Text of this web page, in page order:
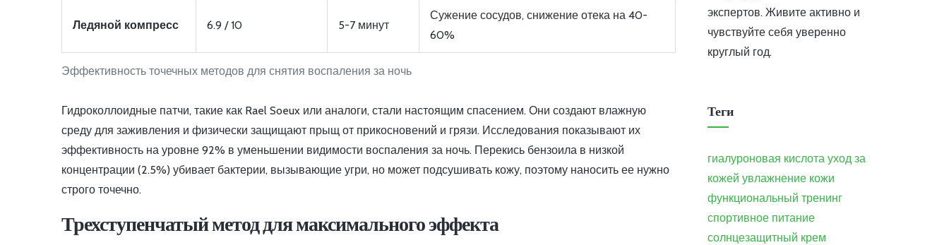
Эффективность точечных методов для снятия воспаления за ночь
Ледяной компресс 6.9 / 10 5-7 минут
Сужение сосудов, снижение отека на 40-
60%
Гидроколлоидные патчи, такие как Rael Soeux или аналоги, стали настоящим спасением. Они создают влажную
среду для заживления и физически защищают прыщ от прикосновений и грязи. Исследования показывают их
эффективность на уровне 92% в уменьшении видимости воспаления за ночь. Перекись бензоила в низкой
концентрации (2.5%) убивает бактерии, вызывающие угри, но может подсушивать кожу, поэтому наносить ее нужно
строго точечно.
Трехступенчатый метод для максимального эффекта
экспертов. Живите активно и
чувствуйте себя уверенно
круглый год.
Теги
гиалуроновая кислота уход за
кожей увлажнение кожи
функциональный тренинг
спортивное питание
солнцезащитный крем